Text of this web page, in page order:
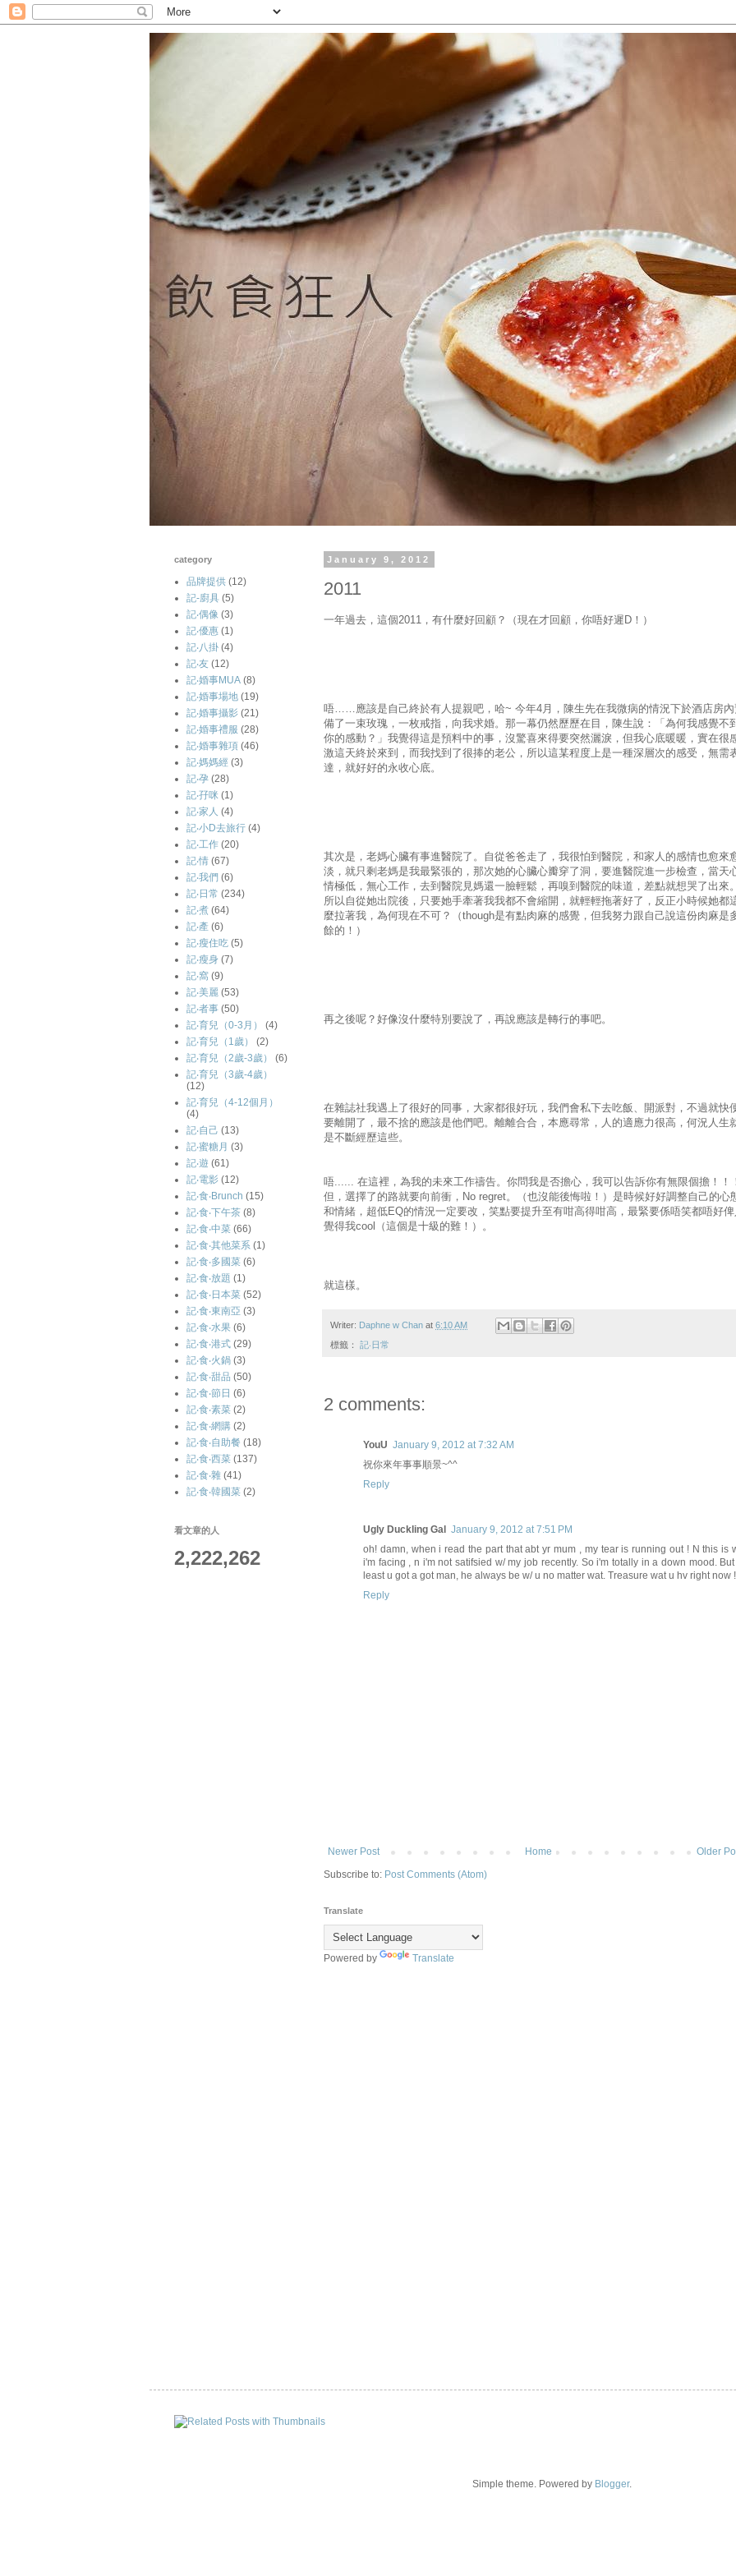
January 9, 2012
2011
一年過去，這個2011 ，有什麼好回顧？（現在才回顧，你唔好遲D！）
唔……應該是自己終於有人提親吧，哈~ 今年4 月，陳生先在我微病的情況下於酒店房
備了一束玫瑰，一枚戒指，向我求婚。那一幕仍然歷歷在目，陳生說：「為何我感覺不
你的感動？」我覺得這是預料中的事，沒驚喜來得要突然灑淚，但我心底暖暖，實在很
激這天終於來到，而我找到了很捧的老公，所以這某程度上是一種深層次的感受，無需
達，就好好的永收心底。
其次是，老媽心臟有事進醫院了。自從爸爸走了，我很怕到醫院，和家人的感情也愈來
淡，就只剩老媽是我最緊張的，那次她的心臟心瓣穿了洞，要進醫院進一步檢查，當天
情極低，無心工作，去到醫院見媽還一臉輕鬆，再嗅到醫院的味道，差點就想哭了出來。
所以自從她出院後，只要她手牽著我我都不會縮開，就輕輕拖著好了，反正小時候她都
麼拉著我，為何現在不可？（though是有點肉麻的感覺，但我努力跟自己說這份肉麻是
餘的！）
再之後呢？好像沒什麼特別要說了，再說應該是轉行的事吧。
在雜誌社我遇上了很好的同事，大家都很好玩，我們會私下去吃飯、開派對，不過就快
要離開了，最不捨的應該是他們吧。離離合合，本應尋常，人的適應力很高，何況人生
是不斷經歷這些。
唔...... 在這裡，為我的未來工作禱告。你問我是否擔心，我可以告訴你有無限個擔！！！
但，選擇了的路就要向前衝，No regret。（也沒能後悔啦！）是時候好好調整自己的心
和情緒，超低EQ的情況一定要改，笑點要提升至有咁高得咁高，最緊要係唔笑都唔好俾
覺得我cool（這個是十級的難！）。
就這樣。
Writer: Daphne w Chan at 6:10 AM
標籤： 記‧日常
2 comments:
YouU January 9, 2012 at 7:32 AM
祝你來年事事順景~^^
Reply
Ugly Duckling Gal
January 9, 2012 at 7:51 PM
oh! damn, when i read the part that abt yr mum , my tear is running out ! N this is
i'm facing , n i'm not satifsied w/ my job recently. So i'm totally in a down mood. But
least u got a got man, he always be w/ u no matter wat. Treasure wat u hv right now !
Reply
Newer Post Older
Home
Subscribe to: Post Comments (Atom)
Translate
Powered by Translate
category
品牌提供 (12)
記-廚具 (5)
記‧偶像 (3)
記‧優惠 (1)
記‧八掛 (4)
記‧友 (12)
記‧婚事MUA (8)
記‧婚事場地 (19)
記‧婚事攝影 (21)
記‧婚事禮服 (28)
記‧婚事雜項 (46)
記‧媽媽經 (3)
記‧孕 (28)
記‧孖咪 (1)
記‧家人 (4)
記‧小D去旅行 (4)
記‧工作 (20)
記‧情 (67)
記‧我們 (6)
記‧日常 (234)
記‧煮 (64)
記‧產 (6)
記‧瘦住吃 (5)
記‧瘦身 (7)
記‧窩 (9)
記‧美麗 (53)
記‧者事 (50)
記‧育兒（0-3月）
(4)
記‧育兒（1歲）
(2)
記‧育兒（2歲-3歲）
(6)
記‧育兒（3歲-4歲）
(12)
記‧育兒（4-12個月）
(4)
記‧自己 (13)
記‧蜜糖月 (3)
記‧遊 (61)
記‧電影 (12)
記‧食‧Brunch (15)
記‧食‧下午茶 (8)
記‧食‧中菜 (66)
記‧食‧其他菜系 (1)
記‧食‧多國菜 (6)
記‧食‧放題 (1)
記‧食‧日本菜 (52)
記‧食‧東南亞 (3)
記‧食‧水果 (6)
記‧食‧港式 (29)
記‧食‧火鍋 (3)
記‧食‧甜品 (50)
記‧食‧節日 (6)
記‧食‧素菜 (2)
記‧食‧網購 (2)
記‧食‧自助餐 (18)
記‧食‧西菜 (137)
記‧食‧雜 (41)
記‧食‧韓國菜 (2)
看文章的人
2,222,262
Simple theme. Powered by Blogger.